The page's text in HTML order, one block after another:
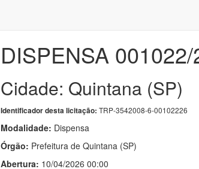
DISPENSA 001022/
Cidade: Quintana (SP)
Identificador desta licitação: TRP-3542008-6-00102226
Modalidade: Dispensa
Órgão: Prefeitura de Quintana (SP)
Abertura: 10/04/2026 00:00